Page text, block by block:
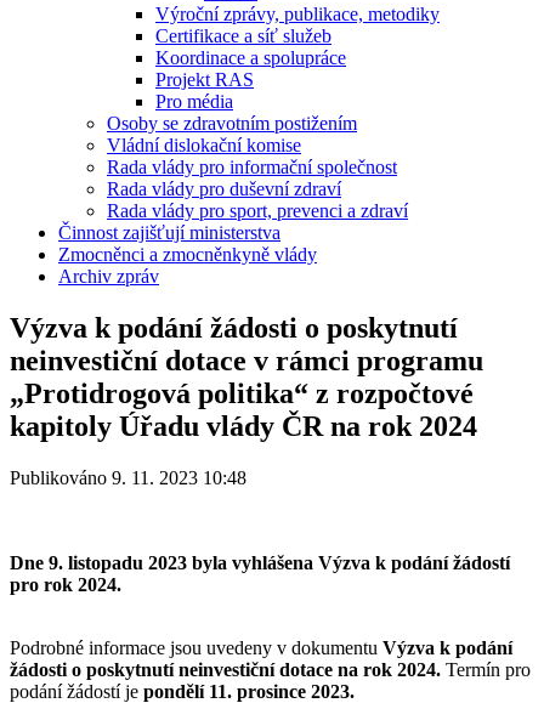
Výroční zprávy, publikace, metodiky
Certifikace a síť služeb
Koordinace a spolupráce
Projekt RAS
Pro média
Osoby se zdravotním postižením
Vládní dislokační komise
Rada vlády pro informační společnost
Rada vlády pro duševní zdraví
Rada vlády pro sport, prevenci a zdraví
Činnost zajišťují ministerstva
Zmocněnci a zmocněnkyně vlády
Archiv zpráv
Výzva k podání žádosti o poskytnutí
neinvestiční dotace v rámci programu
„Protidrogová politika“ z rozpočtové
kapitoly Úřadu vlády ČR na rok 2024
Publikováno 9. 11. 2023 10:48
Dne 9. listopadu 2023 byla vyhlášena Výzva k podání žádostí
pro rok 2024.
Podrobné informace jsou uvedeny v dokumentu Výzva k podání
žádosti o poskytnutí neinvestiční dotace na rok 2024. Termín pro
podání žádostí je pondělí 11. prosince 2023.